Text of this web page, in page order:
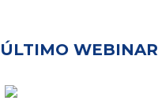
ÚLTIMO WEBINAR